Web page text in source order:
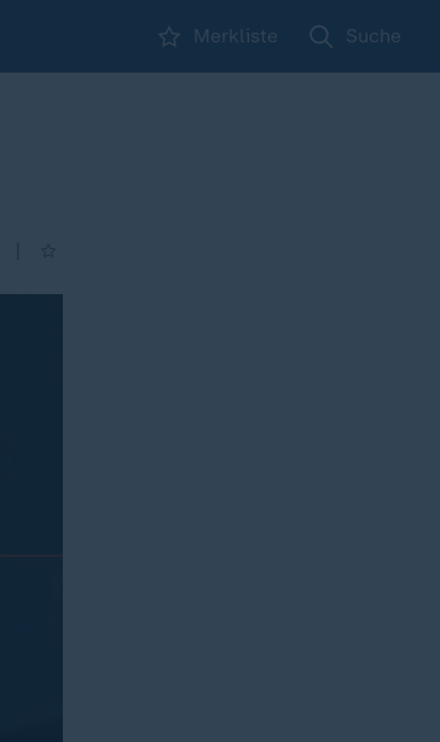
Merkliste Suche